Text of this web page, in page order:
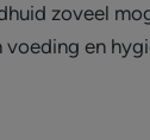
zoveel
en